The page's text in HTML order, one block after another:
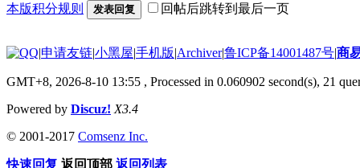
本版积分规则 发表回复 回帖后跳转到最后一页
|申请友链|小黑屋|手机版|Archiver|鲁ICP备14001487号|商
GMT+8, 2026-8-10 13:55 , Processed in 0.060902 second(s), 21
Powered by Discuz! X3.4
© 2001-2017 Comsenz Inc.
快速回复 返回顶部 返回列表